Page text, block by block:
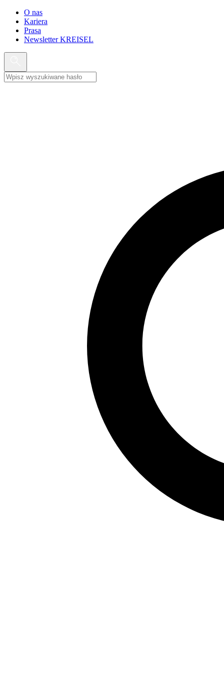
O nas
Kariera
Prasa
Newsletter KREISEL